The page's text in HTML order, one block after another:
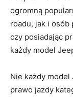
ogromną
roadu,‍ jak i ‌osób
czy ‍posiadając
każdy model
Nie każdy
‍prawo jazdy